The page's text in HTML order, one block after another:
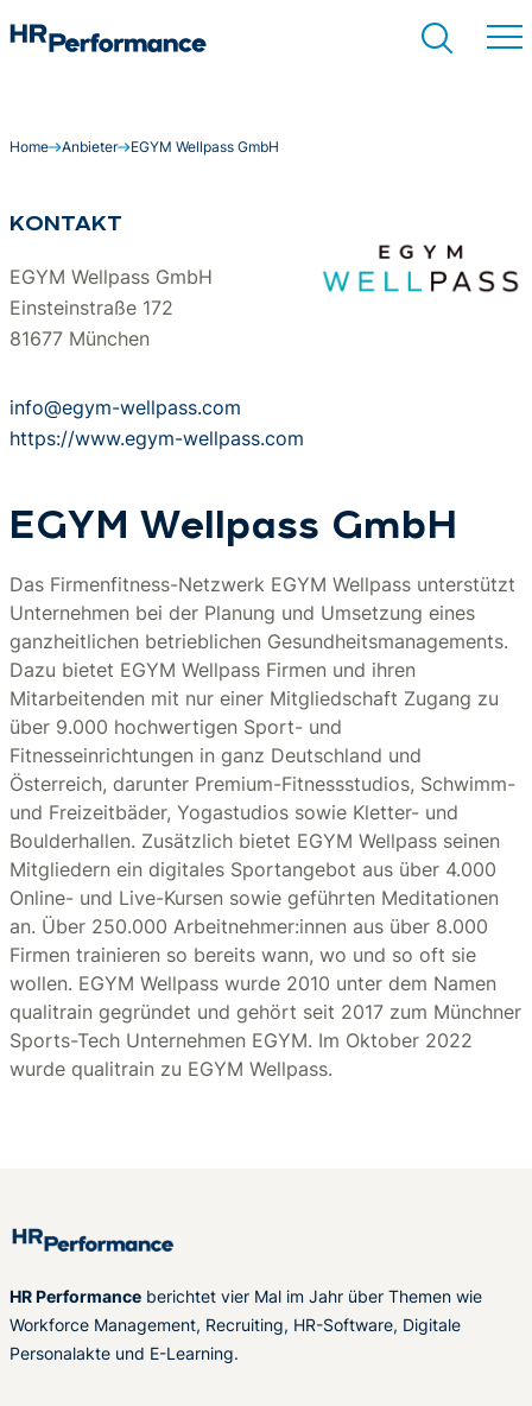
Home Anbieter EGYM Wellpass GmbH
EGYM Wellpass GmbH
Das Firmenfitness-Netzwerk EGYM Wellpass unterstützt
Unternehmen bei der Planung und Umsetzung eines
ganzheitlichen betrieblichen Gesundheitsmanagements.
Dazu bietet EGYM Wellpass Firmen und ihren
Mitarbeitenden mit nur einer Mitgliedschaft Zugang zu
über 9.000 hochwertigen Sport- und
Fitnesseinrichtungen in ganz Deutschland und
Österreich, darunter Premium-Fitnessstudios, Schwimm-
und Freizeitbäder, Yogastudios sowie Kletter- und
Boulderhallen. Zusätzlich bietet EGYM Wellpass seinen
Mitgliedern ein digitales Sportangebot aus über 4.000
Online- und Live-Kursen sowie geführten Meditationen
an. Über 250.000 Arbeitnehmer:innen aus über 8.000
Firmen trainieren so bereits wann, wo und so oft sie
wollen. EGYM Wellpass wurde 2010 unter dem Namen
qualitrain gegründet und gehört seit 2017 zum Münchner
Sports-Tech Unternehmen EGYM. Im Oktober 2022
wurde qualitrain zu EGYM Wellpass.
KONTAKT
EGYM Wellpass GmbH
Einsteinstraße 172
81677 München
info@egym-wellpass.com
https://www.egym-wellpass.com
HR Performance berichtet vier Mal im Jahr über Themen wie
Workforce Management, Recruiting, HR-Software, Digitale
Personalakte und E-Learning.